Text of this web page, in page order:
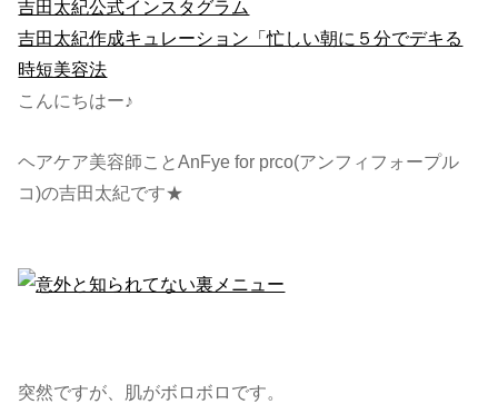
吉田太紀公式インスタグラム
吉田太紀作成キュレーション「忙しい朝に５分でデキる
時短美容法
こんにちはー♪
ヘアケア美容師ことAnFye for prco(アンフィフォープル
コ)の吉田太紀です★
突然ですが、肌がボロボロです。